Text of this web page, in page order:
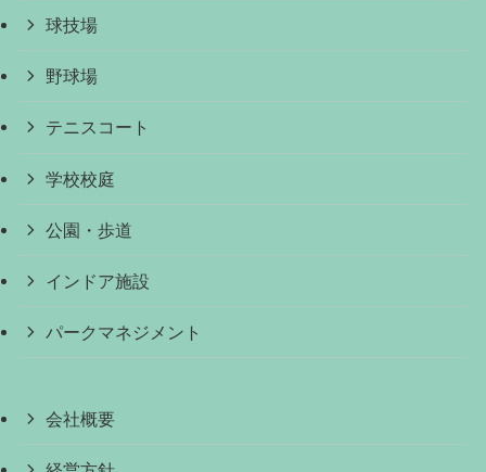
球技場
野球場
テニスコート
学校校庭
公園・歩道
インドア施設
パークマネジメント
会社概要